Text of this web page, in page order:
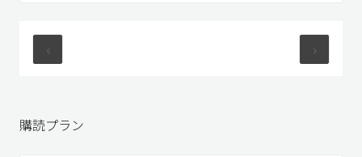
‹ ›
購読プラン